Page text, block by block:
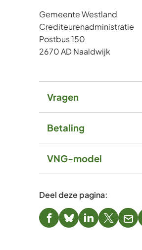
Gemeente Westland
Crediteurenadministratie
Postbus 150
2670 AD Naaldwijk
Vragen
Betaling
VNG-model
Deel deze pagina:
(Verwijst(Verwijst(Verwijst(Verwijst